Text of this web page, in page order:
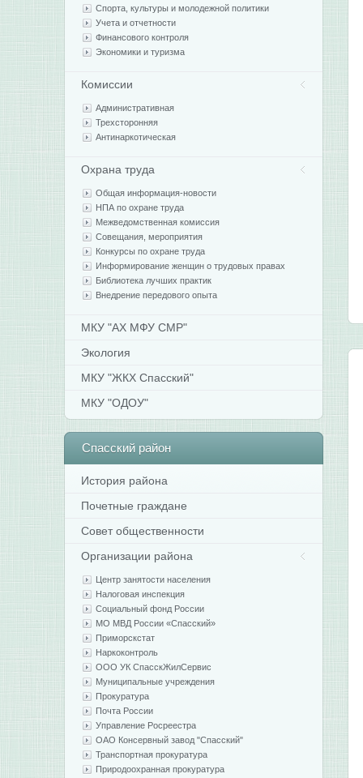
Спорта, культуры и молодежной политики
Учета и отчетности
Финансового контроля
Экономики и туризма
Комиссии
Административная
Трехсторонняя
Антинаркотическая
Охрана труда
Общая информация-новости
НПА по охране труда
Межведомственная комиссия
Совещания, мероприятия
Конкурсы по охране труда
Информирование женщин о трудовых правах
Библиотека лучших практик
Внедрение передового опыта
МКУ "АХ МФУ СМР"
Экология
МКУ "ЖКХ Спасский"
МКУ "ОДОУ"
Спасскийрайон
История района
Почетные граждане
Совет общественности
Организации района
Центр занятости населения
Налоговая инспекция
Социальный фонд России
МО МВД России «Спасский»
Приморскстат
Наркоконтроль
ООО УК СпасскЖилСервис
Муниципальные учреждения
Прокуратура
Почта России
Управление Росреестра
ОАО Консервный завод "Спасский"
Транспортная прокуратура
Природоохранная прокуратура